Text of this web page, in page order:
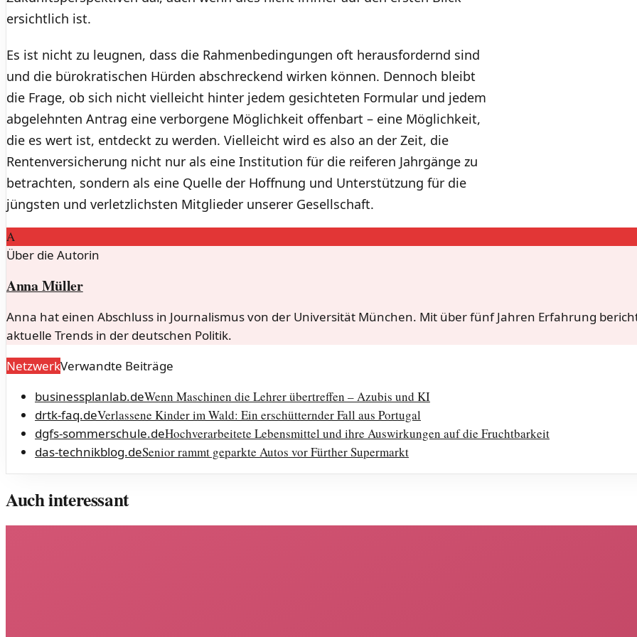
ersichtlich ist.
Es ist nicht zu leugnen, dass die Rahmenbedingungen oft herausfordernd sind
und die bürokratischen Hürden abschreckend wirken können. Dennoch bleibt
die Frage, ob sich nicht vielleicht hinter jedem gesichteten Formular und jedem
abgelehnten Antrag eine verborgene Möglichkeit offenbart – eine Möglichkeit,
die es wert ist, entdeckt zu werden. Vielleicht wird es also an der Zeit, die
Rentenversicherung nicht nur als eine Institution für die reiferen Jahrgänge zu
betrachten, sondern als eine Quelle der Hoffnung und Unterstützung für die
jüngsten und verletzlichsten Mitglieder unserer Gesellschaft.
A
Über die Autorin
Anna Müller
Anna hat einen Abschluss in Journalismus von der Universität München. Mit über fünf Jahren Erfahrung
aktuelle Trends in der deutschen Politik.
NetzwerkVerwandte Beiträge
businessplanlab.deWenn Maschinen die Lehrer übertreffen – Azubis und KI
drtk-faq.deVerlassene Kinder im Wald: Ein erschütternder Fall aus Portugal
dgfs-sommerschule.deHochverarbeitete Lebensmittel und ihre Auswirkungen auf die Fruchtbarkeit
das-technikblog.deSenior rammt geparkte Autos vor Fürther Supermarkt
Auch interessant